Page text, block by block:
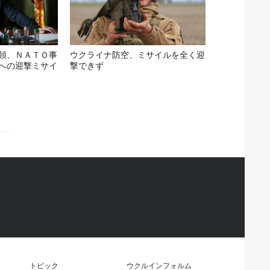
、ＮＡＴＯ事
の迎撃ミサイ
ウクライナ防空、ミサイルを全く迎
撃できず
トピック ウクルインフォルム